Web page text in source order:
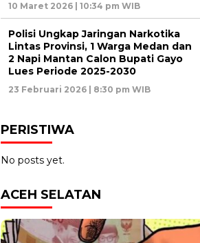
10 Maret 2026 | 10:34 pm WIB
Polisi Ungkap Jaringan Narkotika
Lintas Provinsi, 1 Warga Medan dan
2 Napi Mantan Calon Bupati Gayo
Lues Periode 2025-2030
23 Februari 2026 | 8:30 pm WIB
PERISTIWA
No posts yet.
ACEH SELATAN